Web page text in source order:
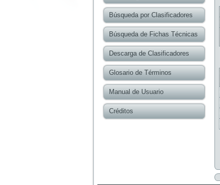
Búsqueda por Clasificadores
Búsqueda de Fichas Técnicas
Descarga de Clasificadores
Glosario de Términos
Manual de Usuario
Créditos